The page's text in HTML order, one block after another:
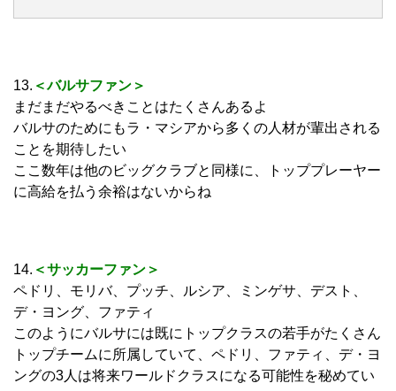
13. ＜バルサファン＞
まだまだやるべきことはたくさんあるよ
バルサのためにもラ・マシアから多くの人材が輩出される
ことを期待したい
ここ数年は他のビッグクラブと同様に、トッププレーヤー
に高給を払う余裕はないからね
14. ＜サッカーファン＞
ペドリ、モリバ、プッチ、ルシア、ミンゲサ、デスト、
デ・ヨング、ファティ
このようにバルサには既にトップクラスの若手がたくさん
トップチームに所属していて、ペドリ、ファティ、デ・ヨ
ングの3人は将来ワールドクラスになる可能性を秘めてい